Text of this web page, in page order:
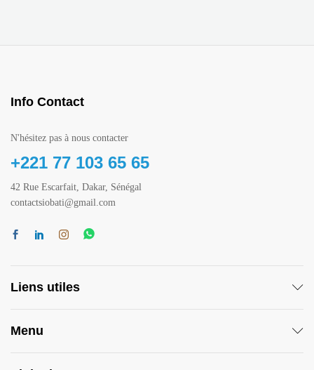
Info Contact
N'hésitez pas à nous contacter
+221 77 103 65 65
42 Rue Escarfait, Dakar, Sénégal
contactsiobati@gmail.com
Liens utiles
Menu